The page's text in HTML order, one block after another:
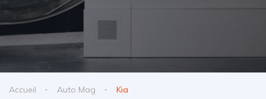
Accueil Auto Mag Kia